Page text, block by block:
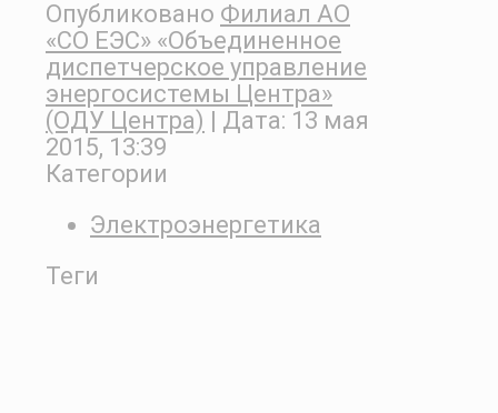
Опубликовано Филиал АО
«СО ЕЭС» «Объединенное
диспетчерское управление
энергосистемы Центра»
(ОДУ Центра) | Дата: 13 мая
2015, 13:39
Категории
Электроэнергетика
Теги